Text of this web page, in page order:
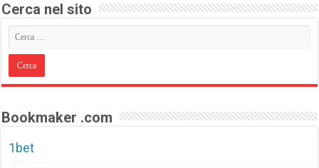
Cerca nel sito
Bookmaker .com
1bet